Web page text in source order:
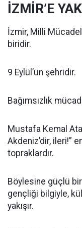
İZMİR’E
İzmir, Milli
biridir.
9 Eylül’ün şehridir.
Bağımsızlık
Mustafa Kemal
Akdeniz’dir, ileri!”
topraklardır.
Böylesine güçlü
gençliği bilgiyle,
yakışır.